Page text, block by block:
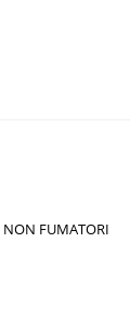
NON FUMATORI